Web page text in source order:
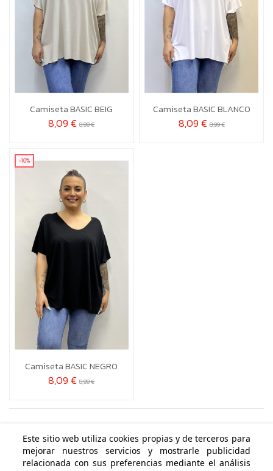
Camiseta BASIC BEIG
8,09 €8,99 €
CV
 Añadir al carrito Camiseta BASIC BLANCO
8,09 €8,99 €
CV
 Añadir al carrito
-10%
Camiseta BASIC NEGRO
8,09 €8,99 €
CV
 Añadir al carrito
ÁREA PERSONAL
Este sitio web utiliza cookies propias y de terceros para
mejorar nuestros servicios y mostrarle publicidad
relacionada con sus preferencias mediante el análisis